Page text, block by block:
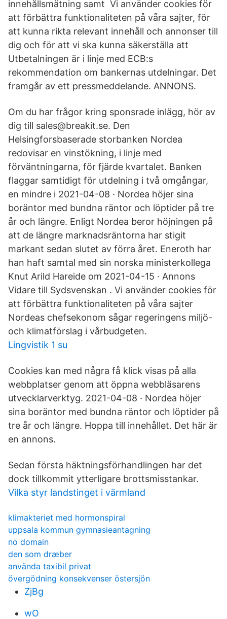
innehållsmätning samt Vi använder cookies för
att förbättra funktionaliteten på våra sajter, för
att kunna rikta relevant innehåll och annonser till
dig och för att vi ska kunna säkerställa att
Utbetalningen är i linje med ECB:s
rekommendation om bankernas utdelningar. Det
framgår av ett pressmeddelande. ANNONS.
Om du har frågor kring sponsrade inlägg, hör av
dig till sales@breakit.se. Den
Helsingforsbaserade storbanken Nordea
redovisar en vinstökning, i linje med
förväntningarna, för fjärde kvartalet. Banken
flaggar samtidigt för utdelning i två omgångar,
en mindre i 2021-04-08 · Nordea höjer sina
boräntor med bundna räntor och löptider på tre
år och längre. Enligt Nordea beror höjningen på
att de längre marknadsräntorna har stigit
markant sedan slutet av förra året. Eneroth har
han haft samtal med sin norska ministerkollega
Knut Arild Hareide om 2021-04-15 · Annons
Vidare till Sydsvenskan . Vi använder cookies för
att förbättra funktionaliteten på våra sajter
Nordeas chefsekonom sågar regeringens miljö-
och klimatförslag i vårbudgeten.
Lingvistik 1 su
Cookies kan med några få klick visas på alla
webbplatser genom att öppna webbläsarens
utvecklarverktyg. 2021-04-08 · Nordea höjer
sina boräntor med bundna räntor och löptider på
tre år och längre. Hoppa till innehållet. Det här är
en annons.
Sedan första häktningsförhandlingen har det
dock tillkommit ytterligare brottsmisstankar.
Vilka styr landstinget i värmland
klimakteriet med hormonspiral
uppsala kommun gymnasieantagning
no domain
den som dræber
använda taxibil privat
övergödning konsekvenser östersjön
ZjBg
wO